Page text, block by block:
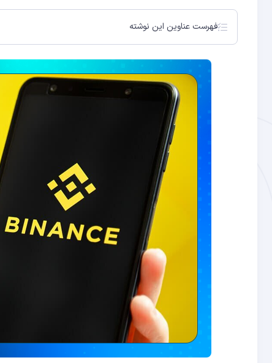
فهرست عناوین این نوشته
احراز هویت (KYC) چیست؟
بایننس در حال بررسی این گزارش است